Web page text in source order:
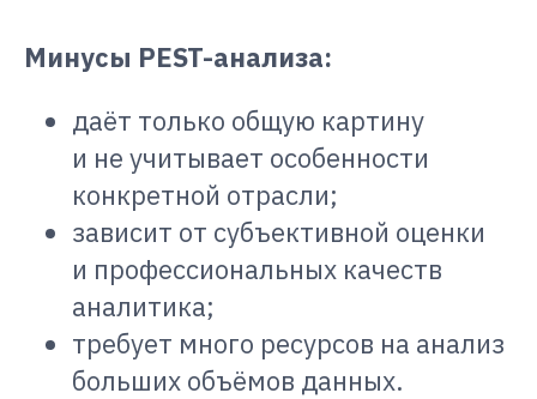
Минусы PEST-анализа:
даёт только общую картину
и не учитывает особенности
конкретной отрасли;
зависит от субъективной оценки
и профессиональных качеств
аналитика;
требует много ресурсов на анализ
больших объёмов данных.